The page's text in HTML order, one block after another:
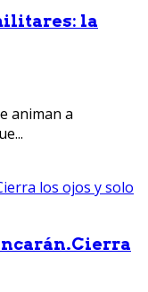
la
animan a